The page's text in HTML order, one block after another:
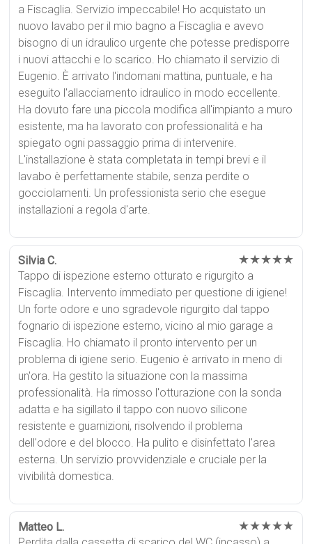
a Fiscaglia. Servizio impeccabile! Ho acquistato un
nuovo lavabo per il mio bagno a Fiscaglia e avevo
bisogno di un idraulico urgente che potesse predisporre
i nuovi attacchi e lo scarico. Ho chiamato il servizio di
Eugenio. È arrivato l'indomani mattina, puntuale, e ha
eseguito l'allacciamento idraulico in modo eccellente.
Ha dovuto fare una piccola modifica all'impianto a muro
esistente, ma ha lavorato con professionalità e ha
spiegato ogni passaggio prima di intervenire.
L'installazione è stata completata in tempi brevi e il
lavabo è perfettamente stabile, senza perdite o
gocciolamenti. Un professionista serio che esegue
installazioni a regola d'arte.
Silvia C. ★★★★★
Tappo di ispezione esterno otturato e rigurgito a
Fiscaglia. Intervento immediato per questione di igiene!
Un forte odore e uno sgradevole rigurgito dal tappo
fognario di ispezione esterno, vicino al mio garage a
Fiscaglia. Ho chiamato il pronto intervento per un
problema di igiene serio. Eugenio è arrivato in meno di
un'ora. Ha gestito la situazione con la massima
professionalità. Ha rimosso l'otturazione con la sonda
adatta e ha sigillato il tappo con nuovo silicone
resistente e guarnizioni, risolvendo il problema
dell'odore e del blocco. Ha pulito e disinfettato l'area
esterna. Un servizio provvidenziale e cruciale per la
vivibilità domestica.
Matteo L. ★★★★★